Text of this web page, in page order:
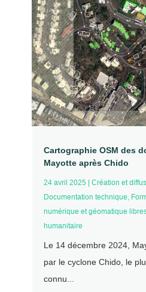
Cartographie OSM des
Mayotte après Chido
24 avril 2025 Création et
Documentation technique,
numérique et géomatique
humanitaire
Le 14 décembre 2024,
par le cyclone Chido, le
connu...